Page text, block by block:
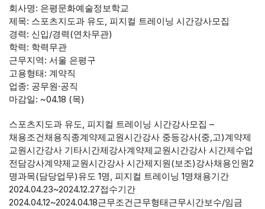
회사명: 은평문화예술정보학교
제목: 스포츠지도과 유도, 피지컬 트레이닝 시간강사모집
경력: 신입/경력(연차무관)
학력: 학력무관
근무지역: 서울 은평구
고용형태: 계약직
업종: 공무원·공직
마감일: ~04.18 (목)
스포츠지도과 유도, 피지컬 트레이닝 시간강사모집 –
채용조건채용직종계약제교원시간강사 중등강사(중,고)계약제
교원시간강사 기타시간제강사계약제교원시간강사 시간제수업
전담강사계약제교원시간강사 시간제지원(보조)강사채용인원2
명과목(담당업무)유도 1명, 피지컬 트레이닝 1명채용기간
2024.04.23~2024.12.27접수기간
2024.04.12~2024.04.18근무조건근무형태근무시간보수/임금